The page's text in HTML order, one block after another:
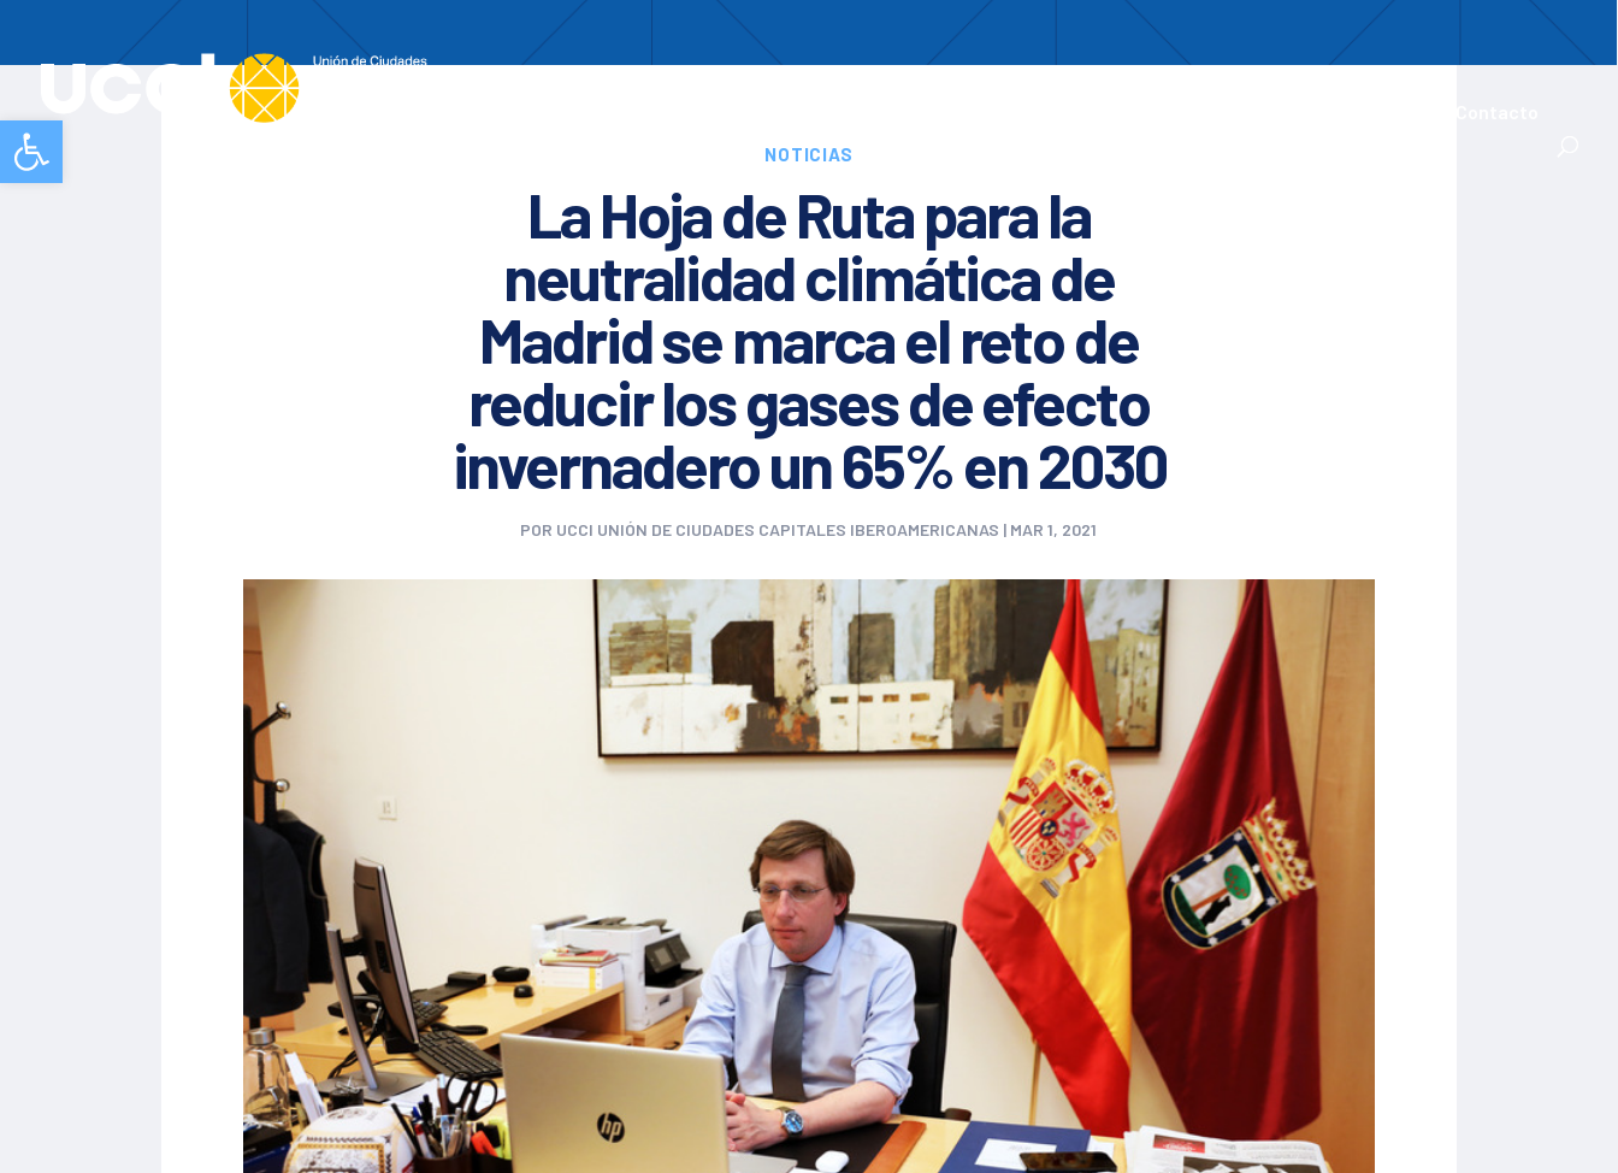
Abrir barra de herramientas NOTICIAS
La Hoja de Ruta para la
neutralidad climática de
Madrid se marca el reto de
reducir los gases de efecto
invernadero un 65% en 2030
POR UCCI UNIÓN DE CIUDADES CAPITALES IBEROAMERICANAS | MAR 1, 2021